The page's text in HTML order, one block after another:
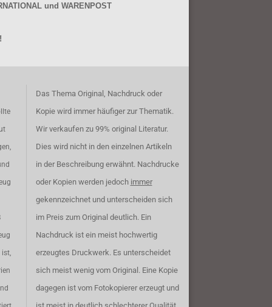
und WARENPOST
Das Thema Original, Nachdruck oder
Kopie wird immer häufiger zur Thematik.
Wir verkaufen zu 99% original Literatur.
Dies wird nicht in den einzelnen Artikeln
in der Beschreibung erwähnt. Nachdrucke
oder Kopien werden jedoch immer
gekennzeichnet und unterscheiden sich
im Preis zum Original deutlich. Ein
Nachdruck ist ein meist hochwertig
erzeugtes Druckwerk. Es unterscheidet
sich meist wenig vom Original. Eine Kopie
dagegen ist vom Fotokopierer erzeugt und